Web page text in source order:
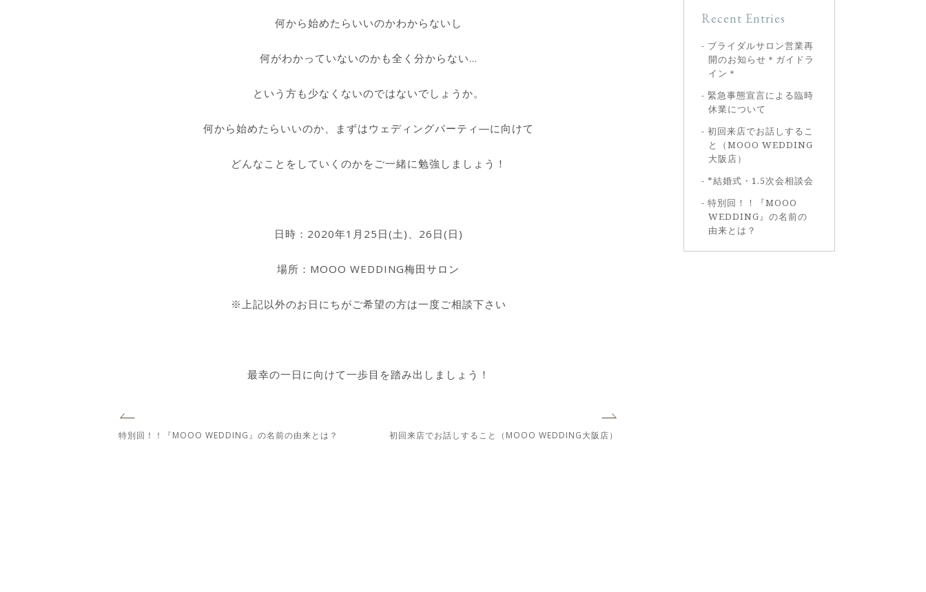
何から始めたらいいのかわからないし
何がわかっていないのかも全く分からない…
という方も少なくないのではないでしょうか。
何から始めたらいいのか、まずはウェディングパーティ―に向けて
どんなことをしていくのかをご一緒に勉強しましょう！
日時：2020年1月25日(土)、26日(日)
場所：MOOO WEDDING梅田サロン
※上記以外のお日にちがご希望の方は一度ご相談下さい
最幸の一日に向けて一歩目を踏み出しましょう！
特別回！！『MOOO WEDDING』の名前の由来とは？ 初回来店でお話しすること（MOOO WEDDING大阪店）
Recent Entries
ブライダルサロン営業再
開のお知らせ＊ガイドラ
イン＊
緊急事態宣言による臨時
休業について
初回来店でお話しするこ
と（MOOO WEDDING
大阪店）
*結婚式・1.5次会相談会
特別回！！『MOOO
WEDDING』の名前の
由来とは？